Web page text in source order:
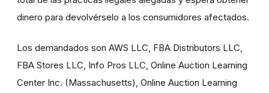
dinero para devolvérselo a los consumidores afectados.
Los demandados son AWS LLC, FBA Distributors LLC,
FBA Stores LLC, Info Pros LLC, Online Auction Learning
Center Inc. (Massachusetts), Online Auction Learning